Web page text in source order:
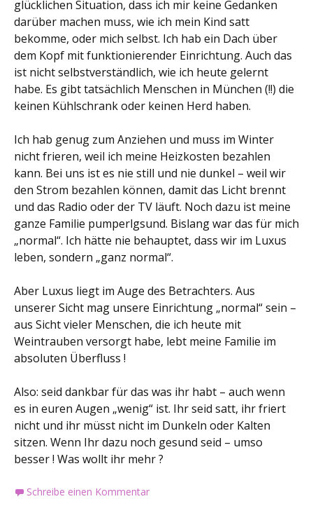
glücklichen Situation, dass ich mir keine Gedanken
darüber machen muss, wie ich mein Kind satt
bekomme, oder mich selbst. Ich hab ein Dach über
dem Kopf mit funktionierender Einrichtung. Auch das
ist nicht selbstverständlich, wie ich heute gelernt
habe. Es gibt tatsächlich Menschen in München (!!) die
keinen Kühlschrank oder keinen Herd haben.
Ich hab genug zum Anziehen und muss im Winter
nicht frieren, weil ich meine Heizkosten bezahlen
kann. Bei uns ist es nie still und nie dunkel – weil wir
den Strom bezahlen können, damit das Licht brennt
und das Radio oder der TV läuft. Noch dazu ist meine
ganze Familie pumperlgsund. Bislang war das für mich
„normal“. Ich hätte nie behauptet, dass wir im Luxus
leben, sondern „ganz normal“.
Aber Luxus liegt im Auge des Betrachters. Aus
unserer Sicht mag unsere Einrichtung „normal“ sein –
aus Sicht vieler Menschen, die ich heute mit
Weintrauben versorgt habe, lebt meine Familie im
absoluten Überfluss !
Also: seid dankbar für das was ihr habt – auch wenn
es in euren Augen „wenig“ ist. Ihr seid satt, ihr friert
nicht und ihr müsst nicht im Dunkeln oder Kalten
sitzen. Wenn Ihr dazu noch gesund seid – umso
besser ! Was wollt ihr mehr ?
Schreibe einen Kommentar